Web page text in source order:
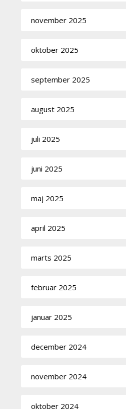
november 2025
oktober 2025
september 2025
august 2025
juli 2025
juni 2025
maj 2025
april 2025
marts 2025
februar 2025
januar 2025
december 2024
november 2024
oktober 2024